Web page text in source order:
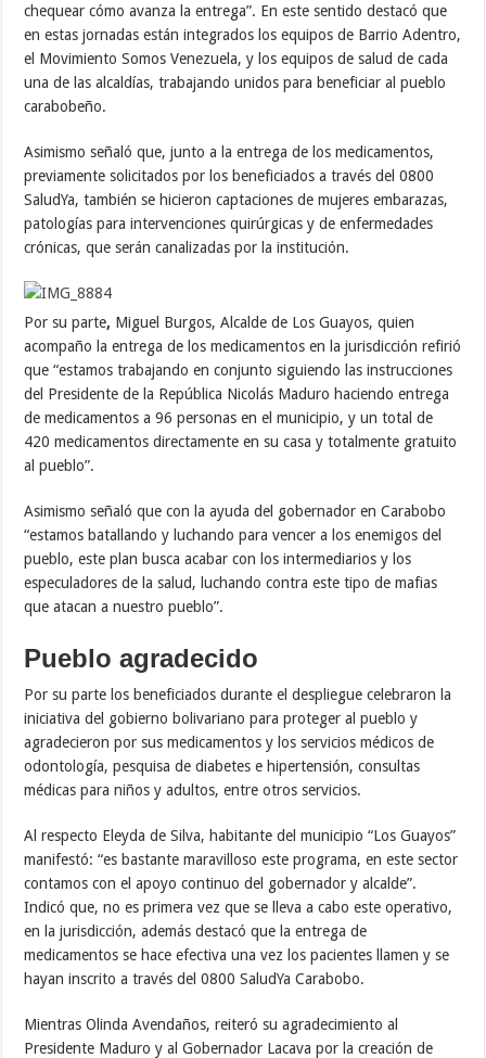
chequear cómo avanza la entrega”. En este sentido destacó que
en estas jornadas están integrados los equipos de Barrio Adentro,
el Movimiento Somos Venezuela, y los equipos de salud de cada
una de las alcaldías, trabajando unidos para beneficiar al pueblo
carabobeño.
Asimismo señaló que, junto a la entrega de los medicamentos,
previamente solicitados por los beneficiados a través del 0800
SaludYa, también se hicieron captaciones de mujeres embarazas,
patologías para intervenciones quirúrgicas y de enfermedades
crónicas, que serán canalizadas por la institución.
Por su parte, Miguel Burgos, Alcalde de Los Guayos, quien
acompaño la entrega de los medicamentos en la jurisdicción refirió
que “estamos trabajando en conjunto siguiendo las instrucciones
del Presidente de la República Nicolás Maduro haciendo entrega
de medicamentos a 96 personas en el municipio, y un total de
420 medicamentos directamente en su casa y totalmente gratuito
al pueblo”.
Asimismo señaló que con la ayuda del gobernador en Carabobo
“estamos batallando y luchando para vencer a los enemigos del
pueblo, este plan busca acabar con los intermediarios y los
especuladores de la salud, luchando contra este tipo de mafias
que atacan a nuestro pueblo”.
Pueblo agradecido
Por su parte los beneficiados durante el despliegue celebraron la
iniciativa del gobierno bolivariano para proteger al pueblo y
agradecieron por sus medicamentos y los servicios médicos de
odontología, pesquisa de diabetes e hipertensión, consultas
médicas para niños y adultos, entre otros servicios.
Al respecto Eleyda de Silva, habitante del municipio “Los Guayos”
manifestó: “es bastante maravilloso este programa, en este sector
contamos con el apoyo continuo del gobernador y alcalde”.
Indicó que, no es primera vez que se lleva a cabo este operativo,
en la jurisdicción, además destacó que la entrega de
medicamentos se hace efectiva una vez los pacientes llamen y se
hayan inscrito a través del 0800 SaludYa Carabobo.
Mientras Olinda Avendaños, reiteró su agradecimiento al
Presidente Maduro y al Gobernador Lacava por la creación de